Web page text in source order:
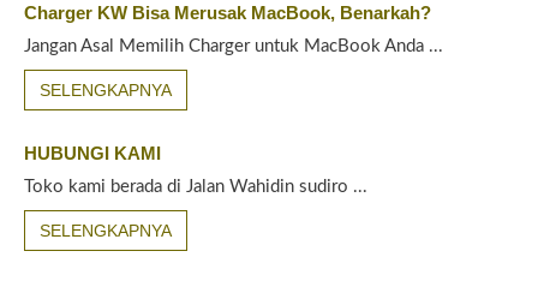
Charger KW Bisa Merusak MacBook, Benarkah?
Jangan Asal Memilih Charger untuk MacBook Anda ...
SELENGKAPNYA
HUBUNGI KAMI
Toko kami berada di Jalan Wahidin sudiro ...
SELENGKAPNYA